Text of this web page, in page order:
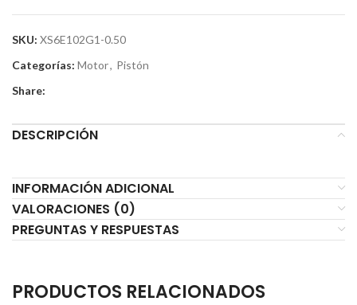
SKU: XS6E102G1-0.50
Categorías: Motor, Pistón
Share:
DESCRIPCIÓN
INFORMACIÓN ADICIONAL
VALORACIONES (0)
PREGUNTAS Y RESPUESTAS
PRODUCTOS RELACIONADOS